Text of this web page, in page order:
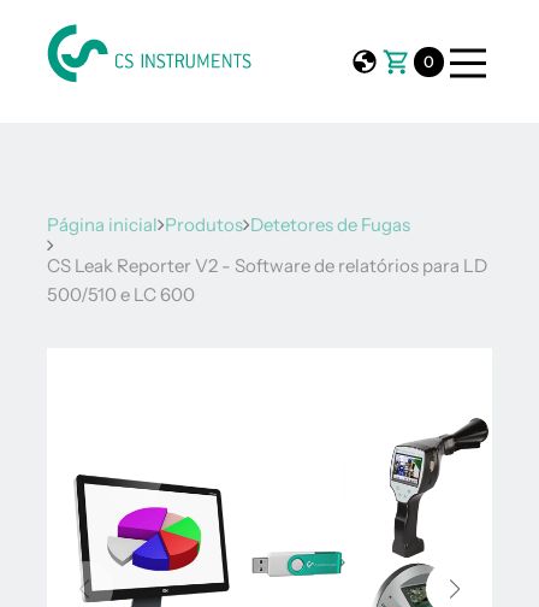
0
Página inicial Produtos Detetores de Fugas
CS Leak Reporter V2 - Software de relatórios para LD
500/510 e LC 600